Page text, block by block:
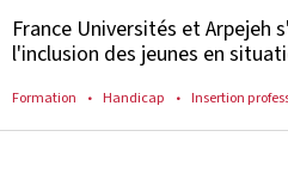
France Universités et Arpejeh
l'inclusion des jeunes en
Formation Handicap Insertion